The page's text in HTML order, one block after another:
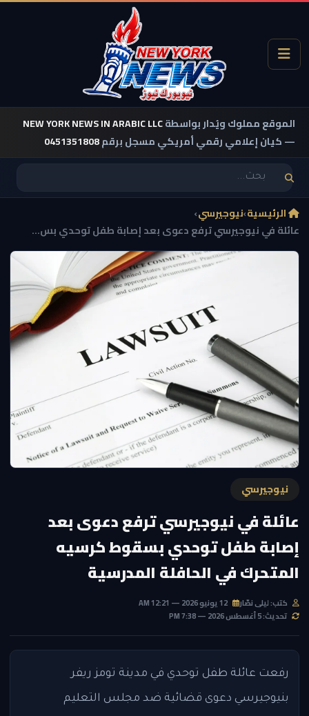
الموقع مملوك ويُدار بواسطةNEW YORK NEWS IN ARABIC LLC
— كيان إعلامي رقمي أمريكي مسجل برقم0451351808
الرئيسية›نيوجيرسي›
عائلة في نيوجيرسي ترفع دعوى بعد إصابة طفل توحدي بس...
نيوجيرسي
عائلة في نيوجيرسي ترفع دعوى بعد
إصابة طفل توحدي بسقوط كرسيه
المتحرك في الحافلة المدرسية
كتب: ليلى نصّار
تحديث: 5 أغسطس 2026 — 7:38 PM
رفعت عائلة طفل توحدي في مدينة تومز ريفر
بنيوجيرسي دعوى قضائية ضد مجلس التعليم